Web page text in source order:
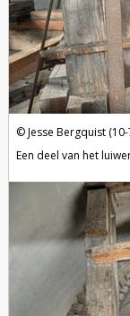
Jesse Bergquist
Een deel van het